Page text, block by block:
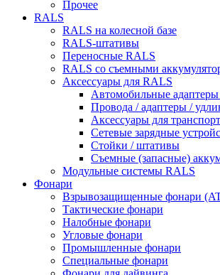
Прочее
RALS
RALS на колесной базе
RALS-штативы
Переносные RALS
RALS со съемными
Аксессуары для RALS
Автомобильные
Провода / адаптеры /
Аксессуары для
Сетевые зарядные
Стойки / штативы
Съемные (запасные)
Модульные системы RALS
Фонари
Взрывозащищенные фонари
Тактические фонари
Налобные фонари
Угловые фонари
Промышленные фонари
Специальные фонари